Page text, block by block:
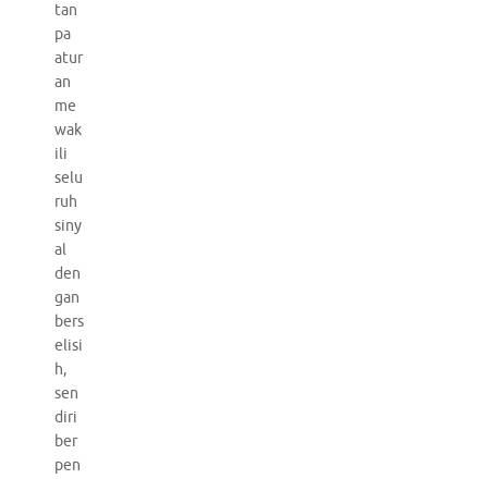
tan
pa
atur
an
me
wak
ili
selu
ruh
siny
al
den
gan
bers
elisi
h,
sen
diri
ber
pen